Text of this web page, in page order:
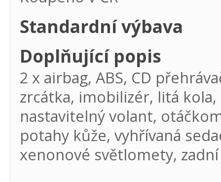
Standardní výbava
Doplňující popis
2 x airbag, ABS, CD
zrcátka, imobilizér, litá
nastavitelný volant,
potahy kůže, vyhřívaná
xenonové světlomety,